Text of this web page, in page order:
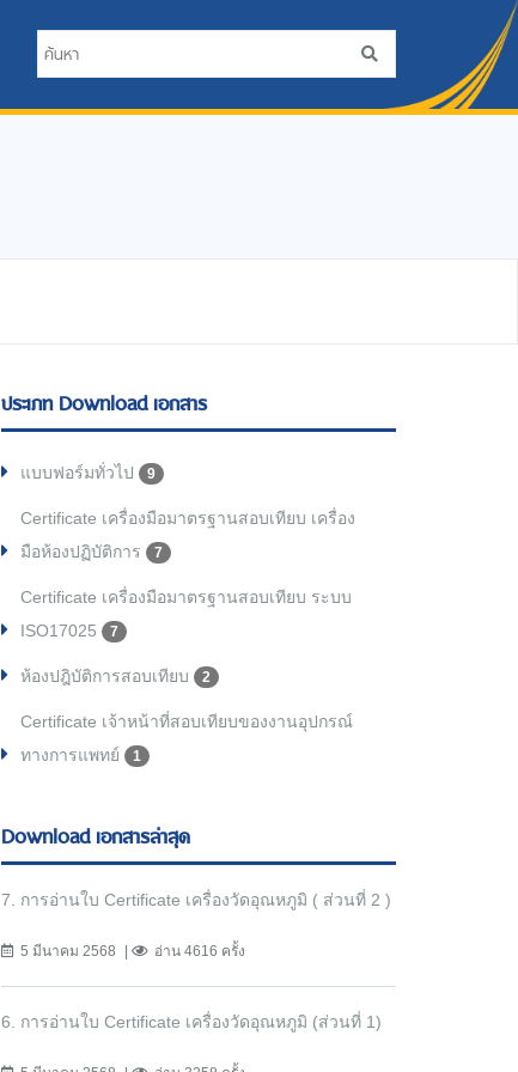
ประเภท Download เอกสาร
แบบฟอร์มทั่วไป 9
Certificate เครื่องมือมาตรฐานสอบเทียบ เครื่อง
มือห้องปฏิบัติการ
7
Certificate เครื่องมือมาตรฐานสอบเทียบ ระบบ
ISO17025
7
ห้องปฎิบัติการสอบเทียบ 2
Certificate เจ้าหน้าที่สอบเทียบของงานอุปกรณ์
ทางการแพทย์
1
Download เอกสารล่าสุด
7. การอ่านใบ Certificate เครื่องวัดอุณหภูมิ ( ส่วนที่ 2 )
5 มีนาคม 2568 อ่าน 4616 ครั้ง
6. การอ่านใบ Certificate เครื่องวัดอุณหภูมิ (ส่วนที่ 1)